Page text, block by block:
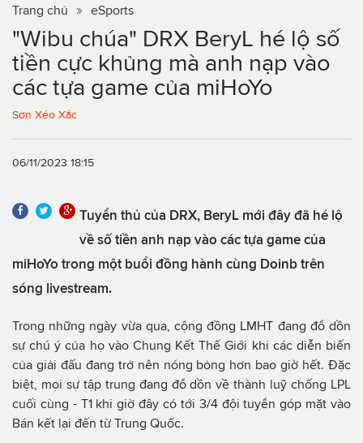
Trang chủ eSports
"Wibu chúa" DRX BeryL hé lộ số
tiền cực khủng mà anh nạp vào
các tựa game của miHoYo
Sơn Xéo Xắc
06/11/2023 18:15
Tuyển thủ của DRX, BeryL mới đây đã hé lộ
về số tiền anh nạp vào các tựa game của
miHoYo trong một buổi đồng hành cùng Doinb trên
sóng livestream.
Trong những ngày vừa qua, cộng đồng LMHT đang đổ dồn
sự chú ý của họ vào Chung Kết Thế Giới khi các diễn biến
của giải đấu đang trở nên nóng bỏng hơn bao giờ hết. Đặc
biệt, mọi sự tập trung đang đổ dồn về thành luỹ chống LPL
cuối cùng - T1 khi giờ đây có tới 3/4 đội tuyển góp mặt vào
Bán kết lại đến từ Trung Quốc.